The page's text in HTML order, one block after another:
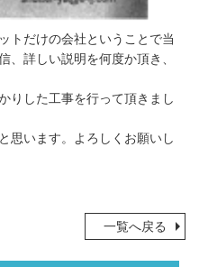
トだけの会社ということで当
、詳しい説明を何度か頂き、
りした工事を行って頂きまし
思います。よろしくお願いし
一覧へ戻る